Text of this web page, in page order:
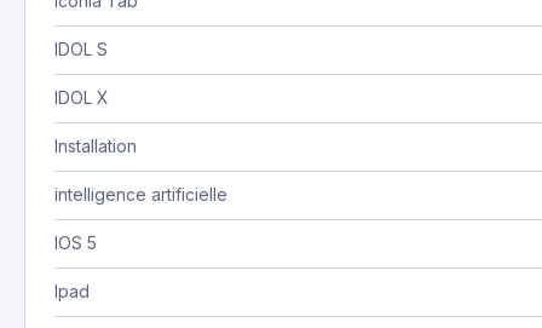
IDOL S
IDOL X
Installation
intelligence artificielle
IOS 5
Ipad